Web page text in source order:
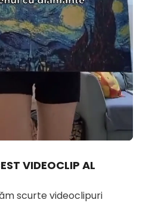
Loaded
100.00%
VIDEOCLIP AL
scurte videoclipuri